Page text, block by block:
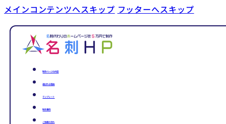
メインコンテンツへスキップ フッターへスキップ
制作ページの内容
選ばれる理由
テンプレート
制作事例
ご依頼の流れ